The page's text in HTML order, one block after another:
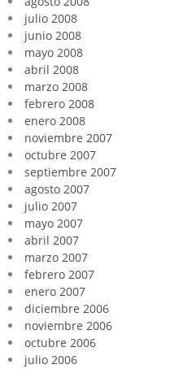
julio 2008
junio 2008
mayo 2008
abril 2008
marzo 2008
febrero 2008
enero 2008
noviembre 2007
octubre 2007
septiembre 2007
agosto 2007
julio 2007
mayo 2007
abril 2007
marzo 2007
febrero 2007
enero 2007
diciembre 2006
noviembre 2006
octubre 2006
julio 2006